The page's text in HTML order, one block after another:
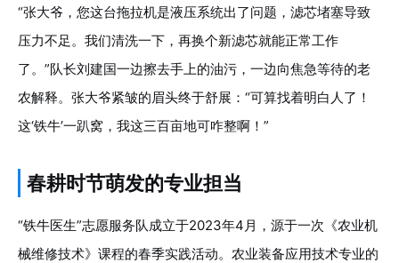
“张大爷，您这台拖拉机是液压系统出了问题，滤芯堵塞导致
压力不足。我们清洗一下，再换个新滤芯就能正常工作
了。”队长刘建国一边擦去手上的油污，一边向焦急等待的老
农解释。张大爷紧皱的眉头终于舒展：“可算找着明白人了！
这‘铁牛’一趴窝，我这三百亩地可咋整啊！”
春耕时节萌发的专业担当
“铁牛医生”志愿服务队成立于2023年4月，源于一次《农业机
械维修技术》课程的春季实践活动。农业装备应用技术专业的